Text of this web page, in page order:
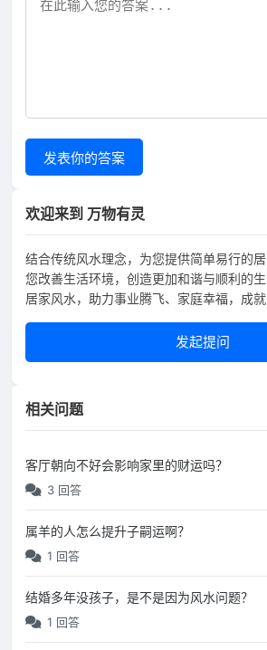
发表你的答案
欢迎来到 万物有灵
结合传统风水理念，为您提供简单易行的
您改善生活环境，创造更加和谐与顺利的
居家风水，助力事业腾飞、家庭幸福，成就
发起提问
相关问题
客厅朝向不好会影响家里的财运吗？
3 回答
属羊的人怎么提升子嗣运啊？
1 回答
结婚多年没孩子，是不是因为风水问题？
1 回答